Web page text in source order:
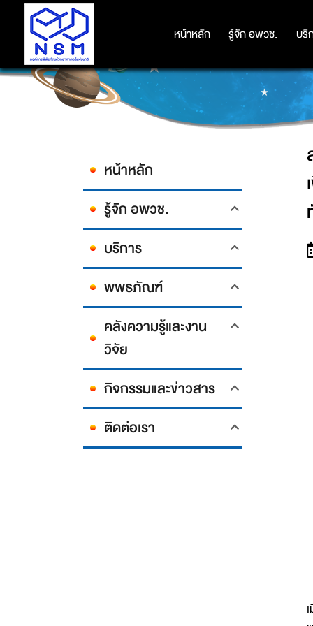
หน้าหลัก รู้จัก อพวช. บริ
หน้าหลัก รู้จัก อพวช. บริ
สามนักเรียนไทยจากวิทยาลัยไบรตั
หน้าหลัก
รู้จัก อพวช.
บริการ
พิพิธภัณฑ์
คลังความรู้และงาน
วิจัย
กิจกรรมและข่าวสาร
ติดต่อเรา